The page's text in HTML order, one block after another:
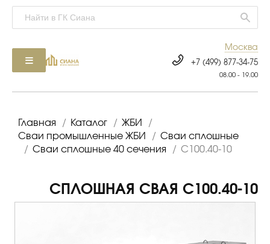
Москва
+7 (499) 877-34-75
08.00 - 19.00
Главная / Каталог / ЖБИ
/
Сваи промышленные ЖБИ
/ Сваи сплошные
/ Сваи сплошные 40 сечения / С100.40-10
СПЛОШНАЯ СВАЯ С100.40-10